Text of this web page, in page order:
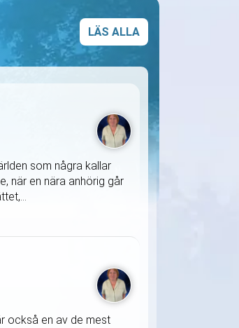
LÄS ALLA
som några kallar
när en nära anhörig går
också en av de mest